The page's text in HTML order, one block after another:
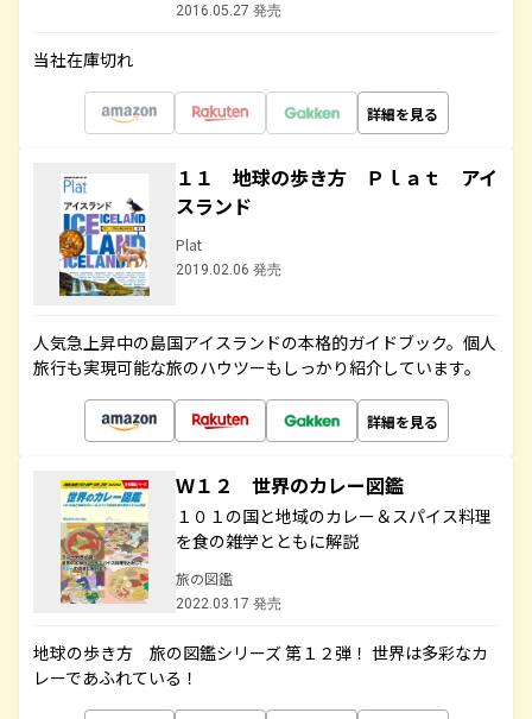
2016.05.27 発売
当社在庫切れ
詳細を見る
１１ 地球の歩き方 Ｐｌａｔ アイ
スランド
Plat
2019.02.06 発売
人気急上昇中の島国アイスランドの本格的ガイドブック。個人
旅行も実現可能な旅のハウツーもしっかり紹介しています。
詳細を見る
Ｗ１２ 世界のカレー図鑑
１０１の国と地域のカレー＆スパイス料理
を食の雑学とともに解説
旅の図鑑
2022.03.17 発売
地球の歩き方 旅の図鑑シリーズ 第１２弾！ 世界は多彩なカ
レーであふれている！